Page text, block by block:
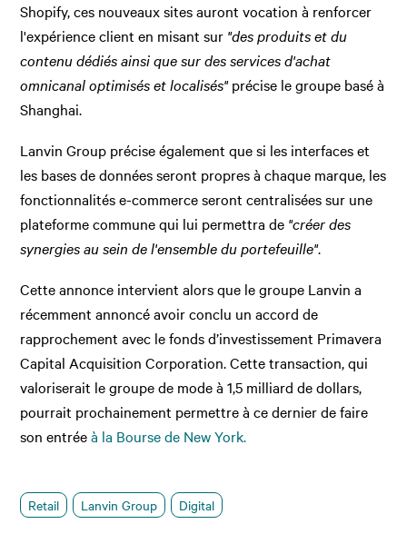
Shopify, ces nouveaux sites auront vocation à renforcer
l'expérience client en misant sur "des produits et du
contenu dédiés ainsi que sur des services d'achat
omnicanal optimisés et localisés"précise le groupe basé à
Shanghai.
Lanvin Group précise également que si les interfaces et
les bases de données seront propres à chaque marque, les
fonctionnalités e-commerce seront centralisées sur une
plateforme commune qui lui permettra de "créer des
synergies au sein de l'ensemble du portefeuille".
Cette annonce intervient alors que le groupe Lanvin a
récemment annoncé avoir conclu un accord de
rapprochement avec le fonds d’investissement Primavera
Capital Acquisition Corporation. Cette transaction, qui
valoriserait le groupe de mode à 1,5 milliard de dollars,
pourrait prochainement permettre à ce dernier de faire
son entréeà la Bourse de New York.
Retail Lanvin Group Digital